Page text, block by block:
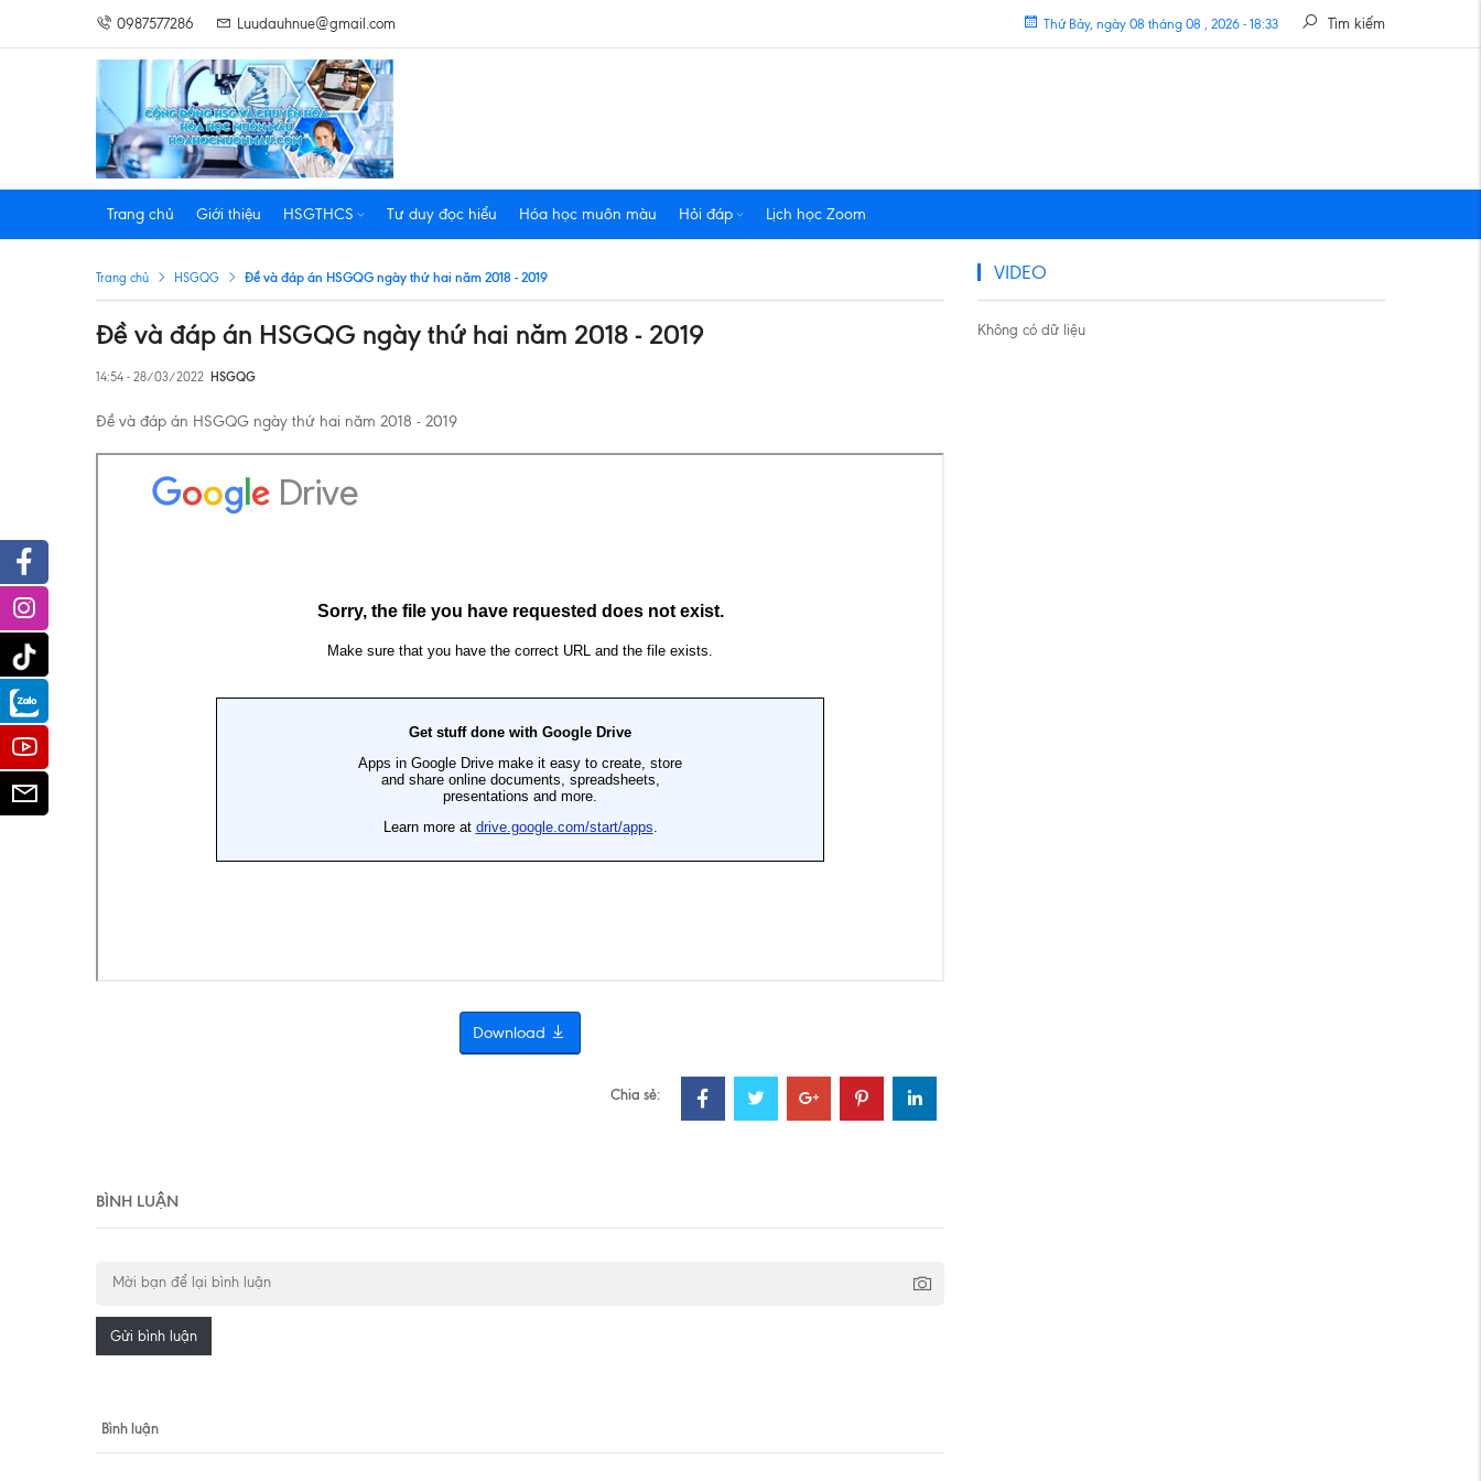
0987577286 Luudauhnue@gmail.com Tìm kiếm
Thứ Bảy, ngày 08 tháng 08 , 2026 - 18:33
Trang chủ Giới thiệu HSGTHCS Tư duy đọc hiểu Hóa học muôn màu Hỏi đáp Lịch học Zoom
Trang chủ HSGQG Đề và đáp án HSGQG ngày thứ hai năm 2018 - 2019
Đề và đáp án HSGQG ngày thứ hai năm 2018 - 2019
14:54 - 28/03/2022 HSGQG
Đề và đáp án HSGQG ngày thứ hai năm 2018 - 2019
Download
Chia sẻ:
BÌNH LUẬN
Gửi bình luận
Bình luận
VIDEO
Không có dữ liệu